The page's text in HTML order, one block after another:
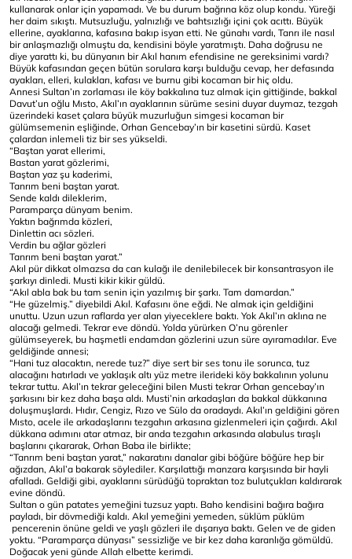
kullanarak onlar için yapamadı. Ve bu durum bağrına köz olup kondu. Yüreği
her daim sıkıştı. Mutsuzluğu, yalnızlığı ve bahtsızlığı içini çok acıttı. Büyük
ellerine, ayaklarına, kafasına bakıp isyan etti. Ne günahı vardı, Tanrı ile nasıl
bir anlaşmazlığı olmuştu da, kendisini böyle yaratmıştı. Daha doğrusu ne
diye yarattı ki, bu dünyanın bir Akıl hanım efendisine ne gereksinimi vardı?
Büyük kafasından geçen bütün sorulara karşı bulduğu cevap, her defasında
ayakları, elleri, kulakları, kafası ve burnu gibi kocaman bir hiç oldu.
Annesi Sultan’ın zorlaması ile köy bakkalına tuz almak için gittiğinde, bakkal
Davut’un oğlu Mısto, Akıl’ın ayaklarının sürüme sesini duyar duymaz, tezgah
üzerindeki kaset çalara büyük muzurluğun simgesi kocaman bir
gülümsemenin eşliğinde, Orhan Gencebay’ın bir kasetini sürdü. Kaset
çalardan inlemeli tiz bir ses yükseldi.
“Baştan yarat ellerimi,
Bastan yarat gözlerimi,
Baştan yaz şu kaderimi,
Tanrım beni baştan yarat.
Sende kaldı dileklerim,
Paramparça dünyam benim.
Yaktın bağrımda közleri,
Dinlettin acı sözleri.
Verdin bu ağlar gözleri
Tanrım beni baştan yarat.”
Akıl pür dikkat olmazsa da can kulağı ile denilebilecek bir konsantrasyon ile
şarkıyı dinledi. Musti kikir kikir güldü.
“Akıl abla bak bu tam senin için yazılmış bir şarkı. Tam damardan.”
“He güzelmiş.” diyebildi Akıl. Kafasını öne eğdi. Ne almak için geldiğini
unuttu. Uzun uzun raflarda yer alan yiyeceklere baktı. Yok Akıl’ın aklına ne
alacağı gelmedi. Tekrar eve döndü. Yolda yürürken O’nu görenler
gülümseyerek, bu haşmetli endamdan gözlerini uzun süre ayıramadılar. Eve
geldiğinde annesi;
“Hani tuz alacaktın, nerede tuz?” diye sert bir ses tonu ile sorunca, tuz
alacağını hatırladı ve yaklaşık altı yüz metre ilerideki köy bakkalının yolunu
tekrar tuttu. Akıl’ın tekrar geleceğini bilen Musti tekrar Orhan gencebay’ın
şarkısını bir kez daha başa aldı. Musti’nin arkadaşları da bakkal dükkanına
doluşmuşlardı. Hıdır, Cengiz, Rızo ve Sülo da oradaydı. Akıl’ın geldiğini gören
Mısto, acele ile arkadaşlarını tezgahın arkasına gizlenmeleri için çağırdı. Akıl
dükkana adımını atar atmaz, bir anda tezgahın arkasında alabulus tıraşlı
başlarını çıkararak, Orhan Baba ile birlikte;
“Tanrım beni baştan yarat,” nakaratını danalar gibi böğüre böğüre hep bir
ağızdan, Akıl’a bakarak söylediler. Karşılattığı manzara karşısında bir hayli
afalladı. Geldiği gibi, ayaklarını sürüdüğü topraktan toz bulutçukları kaldırarak
evine döndü.
Sultan o gün patates yemeğini tuzsuz yaptı. Baho kendisini bağıra bağıra
payladı, bir dövmediği kaldı. Akıl yemeğini yemeden, süklüm püklüm
pencerenin önüne geldi ve yaşlı gözleri ile dışarıya baktı. Gelen ve de giden
yoktu. “Paramparça dünyası” sessizliğe ve bir kez daha karanlığa gömüldü.
Doğacak yeni günde Allah elbette kerimdi.